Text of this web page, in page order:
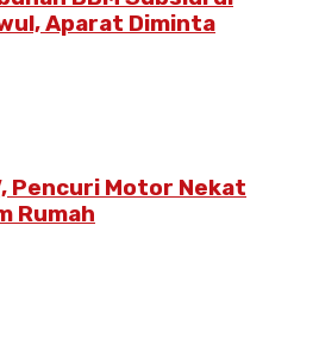
Aparat Diminta
Pencuri Motor Nekat
Rumah